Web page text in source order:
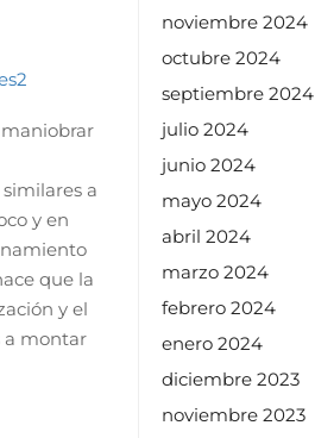
a
y en
que la
y el
a montar
noviembre 2024
octubre 2024
septiembre 2024
julio 2024
junio 2024
mayo 2024
abril 2024
marzo 2024
febrero 2024
enero 2024
diciembre 2023
noviembre 2023